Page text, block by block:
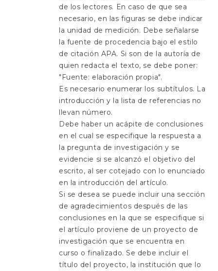
de los lectores. En caso de que sea
necesario, en las figuras se debe indicar
la unidad de medición. Debe señalarse
la fuente de procedencia bajo el estilo
de citación APA. Si son de la autoría de
quien redacta el texto, se debe poner:
"Fuente: elaboración propia".
Es necesario enumerar los subtítulos. La
introducción y la lista de referencias no
llevan número.
Debe haber un acápite de conclusiones
en el cual se especifique la respuesta a
la pregunta de investigación y se
evidencie si se alcanzó el objetivo del
escrito, al ser cotejado con lo enunciado
en la introducción del artículo.
Si se desea se puede incluir una sección
de agradecimientos después de las
conclusiones en la que se especifique si
el artículo proviene de un proyecto de
investigación que se encuentra en
curso o finalizado. Se debe incluir el
título del proyecto, la institución que lo